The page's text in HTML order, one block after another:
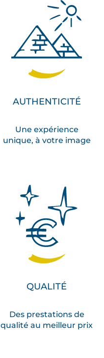
AUTHENTICITÉ
Une expérience
unique, à votre image
QUALITÉ
Des prestations de
qualité au meilleur prix